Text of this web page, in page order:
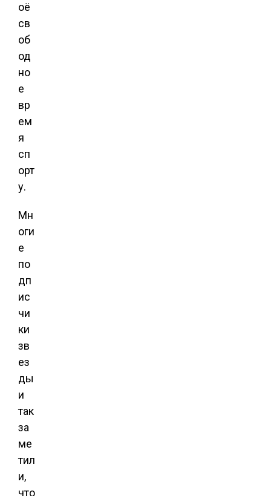
оё
св
об
од
но
е
вр
ем
я
сп
орт
у.
Мн
оги
е
по
дп
ис
чи
ки
зв
ез
ды
и
так
за
ме
тил
и,
что